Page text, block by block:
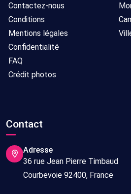
Contactez-nous
Conditions
Mentions légales
Confidentialité
FAQ
Crédit photos
Contact
Adresse
36 rue Jean Pierre Timbaud
Courbevoie 92400, France